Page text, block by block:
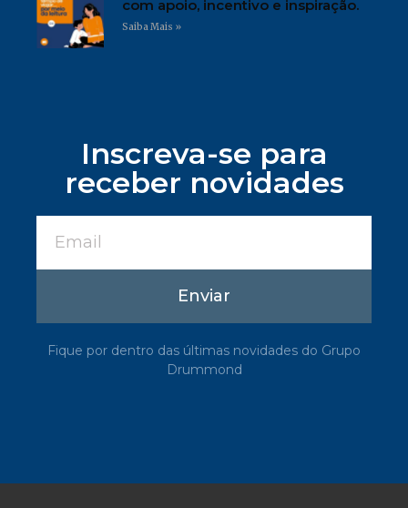
com apoio, incentivo e inspiração.
Saiba Mais »
Inscreva-se para
receber novidades
Enviar
Fique por dentro das últimas novidades do Grupo
Drummond